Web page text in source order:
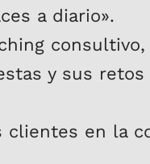
a diario».
consultivo,
y sus
clientes en la